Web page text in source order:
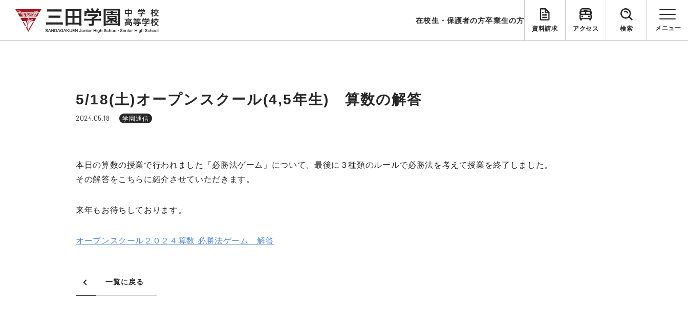
在校生・保護者の方卒業生の方
資料請求 アクセス 検索
5/18(土)オープンスクール(4,5年生) 算数の解答
2024.05.18 学園通信
本日の算数の授業で行われました「必勝法ゲーム」について、最後に３種類のルールで必勝法を考えて授業を終了しました。
その解答をこちらに紹介させていただきます。
来年もお待ちしております。
オープンスクール２０２４算数 必勝法ゲーム 解答
一覧に戻る